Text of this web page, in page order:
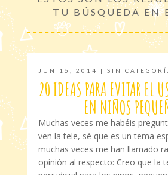
TU BÚSQUEDA EN
JUN 16, 2014 | SIN
20 IDEAS PARA EVITAR EL
EN NIÑOS
Muchas veces me habéis
ven la tele, sé que es un tema
muchas veces me han llamado
opinión al respecto: Creo que la